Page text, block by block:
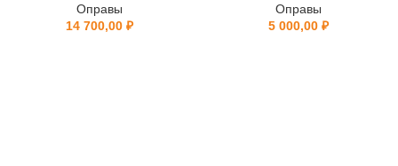
Оправы
14 700,00 ₽
Оправы
5 000,00 ₽